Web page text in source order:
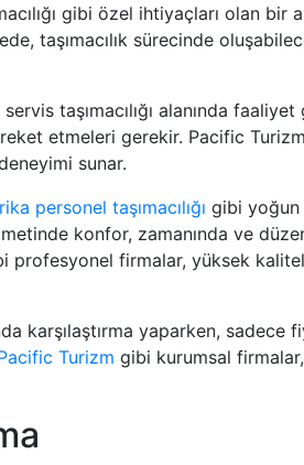
gibi özel ihtiyaçları olan bir
taşımacılık sürecinde
taşımacılığı alanında
etmeleri gerekir. Pacific
sunar.
personel taşımacılığı gibi yoğun
konfor, zamanında ve
profesyonel firmalar, yüksek
karşılaştırma yaparken, sadece
Turizm gibi kurumsal